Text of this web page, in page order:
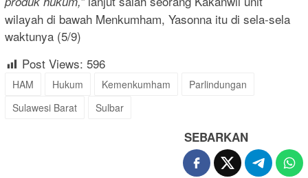
wilayah di bawah Menkumham, Yasonna itu di sela-sela
waktunya (5/9)
Post Views: 596
HAM Hukum Kemenkumham
Parlindungan
Sulawesi Barat
Sulbar
SEBARKAN